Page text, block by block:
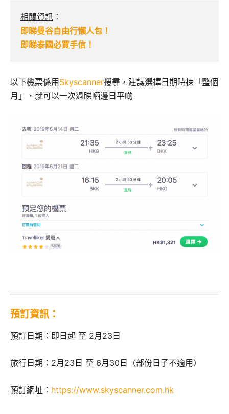
相關資訊 ：
即睇曼谷自由行懶人包！
即睇泰國必買手信！
以下機票係用Skyscanner搜尋，建議選擇日期時揀「整個
月」，就可以一次過睇哂邊日平啲
預訂資訊：
預訂日期：即日起 至 2月23日
旅行日期：2月23日 至 6月30日（部份日子不適用）
預訂網址： https://www.skyscanner.com.hk